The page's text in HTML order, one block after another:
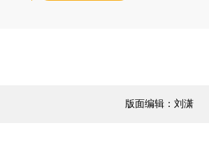
版面编辑：刘潇